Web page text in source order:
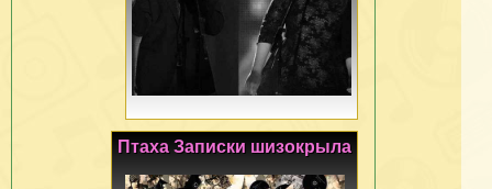
Птаха Записки шизокрыла